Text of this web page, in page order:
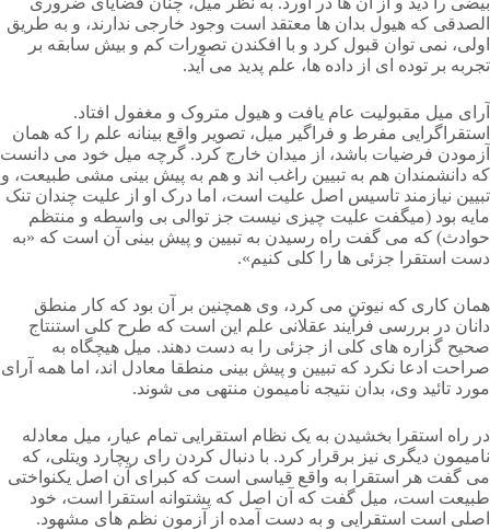
الصدقی که هیول بدان ها معتقد است وجود خارجی ندارند، و به طریق
اولی، نمی توان قبول کرد و با افکندن تصورات کم و بیش سابقه بر
تجربه بر توده ای از داده ها، علم پدید می آید.
آرای میل مقبولیت عام یافت و هیول متروک و مغفول افتاد.
استقراگرایی مفرط و فراگیر میل، تصویر واقع بینانه علم را که همان
آزمودن فرضیات باشد، از میدان خارج کرد. گرچه میل خود می دانست
که دانشمندان هم به تبیین راغب اند و هم به پیش بینی مشی طبیعت، و
تبیین نیازمند تاسیس اصل علیت است، اما درک او از علیت چندان تنک
مایه بود (میگفت علیت چیزی نیست جز توالی بی واسطه و منتظم
حوادث) که می گفت راه رسیدن به تبیین و پیش بینی آن است که «به
دست استقرا جزئی ها را کلی کنیم».
همان کاری که نیوتن می کرد، وی همچنین بر آن بود که کار منطق
دانان در بررسی فرآیند عقلانی علم این است که طرح کلی استنتاج
صحیح گزاره های کلی از جزئی را به دست دهند. میل هیچگاه به
صراحت ادعا نکرد که تبیین و پیش بینی منطقا معادل اند، اما همه آرای
مورد تائید وی، بدان نتیجه نامیمون منتهی می شوند.
در راه استقرا بخشیدن به یک نظام استقرایی تمام عیار، میل معادله
نامیمون دیگری نیز برقرار کرد. با دنبال کردن رای ریچارد ویتلی، که
می گفت هر استقرا به واقع قیاسی است که کبرای آن اصل یکنواختی
طبیعت است، میل گفت که آن اصل که پشتوانه استقرا است، خود
اصلی است استقرایی و به دست آمده از آزمون نظم های مشهود.